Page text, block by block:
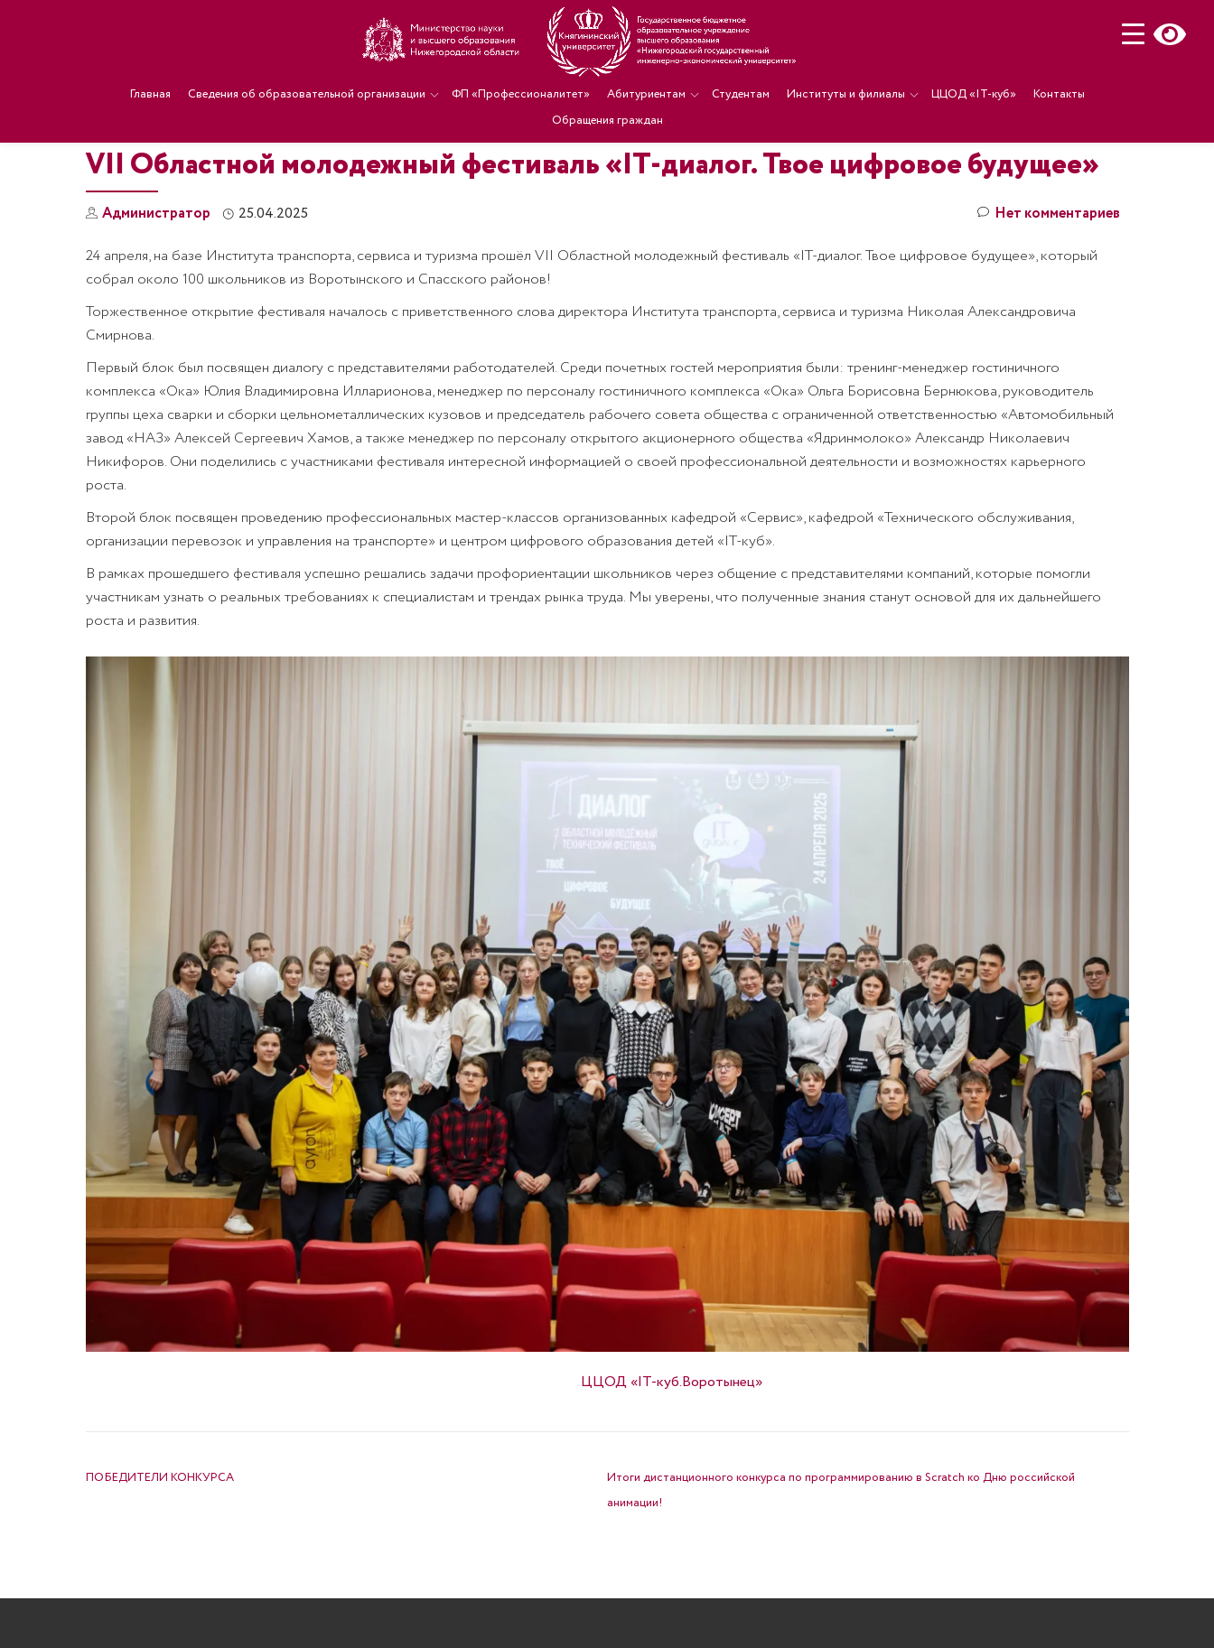
Главная Сведения об образовательной организации ФП «Профессионалитет» Абитуриентам Студентам Институты и филиалы ЦЦОД «IT-куб»
Контакты
Обращения граждан
VII Областной молодежный фестиваль «IT-диалог. Твое цифровое будущее»
Администратор 25.04.2025 Нет комментариев
24 апреля, на базе Института транспорта, сервиса и туризма прошёл VII Областной молодежный фестиваль «IT-диалог. Твое цифровое будущее», который
собрал около 100 школьников из Воротынского и Спасского районов!
Торжественное открытие фестиваля началось с приветственного слова директора Института транспорта, сервиса и туризма Николая Александровича
Смирнова.
Первый блок был посвящен диалогу с представителями работодателей. Среди почетных гостей мероприятия были: тренинг-менеджер гостиничного
комплекса «Ока» Юлия Владимировна Илларионова, менеджер по персоналу гостиничного комплекса «Ока» Ольга Борисовна Бернюкова, руководитель
группы цеха сварки и сборки цельнометаллических кузовов и председатель рабочего совета общества с ограниченной ответственностью «Автомобильный
завод «НАЗ» Алексей Сергеевич Хамов, а также менеджер по персоналу открытого акционерного общества «Ядринмолоко» Александр Николаевич
Никифоров. Они поделились с участниками фестиваля интересной информацией о своей профессиональной деятельности и возможностях карьерного
роста.
Второй блок посвящен проведению профессиональных мастер-классов организованных кафедрой «Сервис», кафедрой «Технического обслуживания,
организации перевозок и управления на транспорте» и центром цифрового образования детей «IT-куб».
В рамках прошедшего фестиваля успешно решались задачи профориентации школьников через общение с представителями компаний, которые помогли
участникам узнать о реальных требованиях к специалистам и трендах рынка труда. Мы уверены, что полученные знания станут основой для их дальнейшего
роста и развития.
ЦЦОД «IT-куб.Воротынец»
ПОБЕДИТЕЛИ КОНКУРСА
Итоги дистанционного конкурса по программированию в Scratch ко Дню российской
анимации!